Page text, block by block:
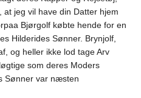
jeg vil have din Datter hjem
Bjørgolf købte hende for en
Hilderides Sønner. Brynjolf,
og heller ikke lod tage Arv
som deres Moders
Sønner var næsten